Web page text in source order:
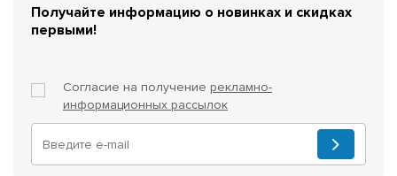
Получайте информацию о новинках и скидках
первыми!
Согласие на получение рекламно-
информационных рассылок